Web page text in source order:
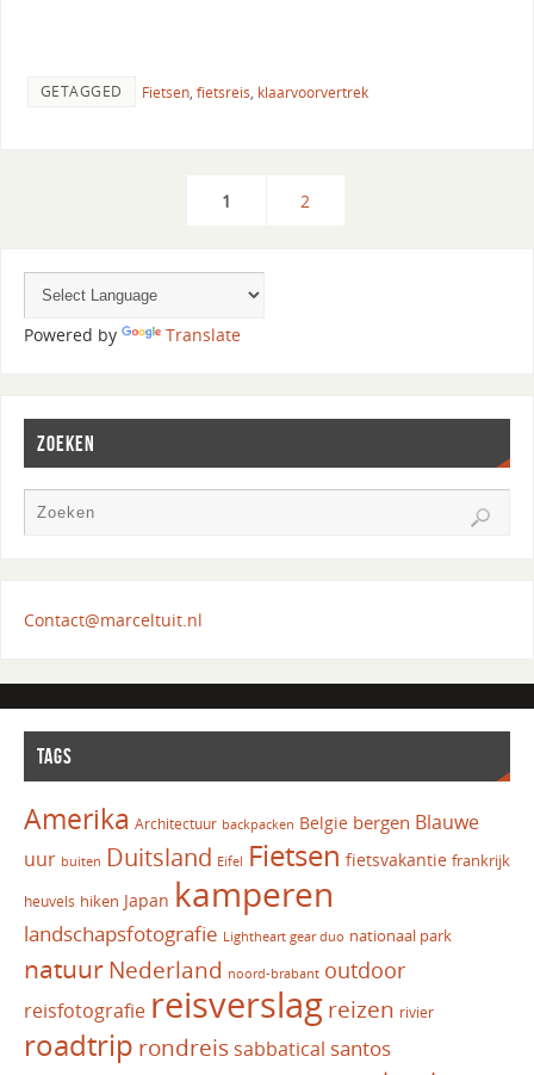
GETAGGED Fietsen, fietsreis, klaarvoorvertrek
1 2
Powered by Translate
ZOEKEN
Contact@marceltuit.nl
TAGS
Amerika Architectuur backpacken Belgie bergen Blauwe
uur buiten Duitsland Eifel Fietsen fietsvakantie frankrijk
heuvels hiken Japan kamperen
landschapsfotografie Lightheart gear duo nationaal park
natuur Nederland noord-brabant outdoor
reisfotografie reisverslag reizen rivier
roadtrip rondreis sabbatical santos